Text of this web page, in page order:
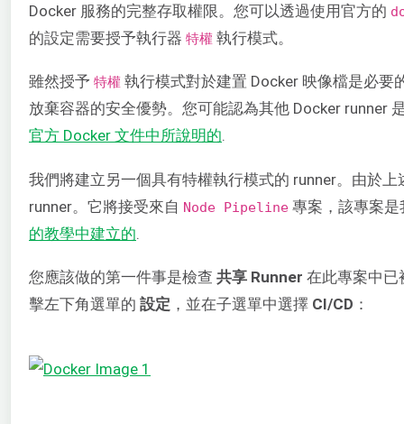
Docker 服務的完整存取權限。您可以透過使用官方的
的設定需要授予執行器 特權 執行模式。
雖然授予 特權 執行模式對於建置 Docker 映像檔是必
放棄容器的安全優勢。您可能認為其他 Docker runner
官方 Docker 文件中所說明的.
我們將建立另一個具有特權執行模式的 runner。由於
runner。它將接受來自 Node Pipeline 專案，該專案
的教學中建立的
您應該做的第一件事是檢查 共享 Runner 在此專案中
擊左下角選單的 設定 ，並在子選單中選擇 CI/CD ：